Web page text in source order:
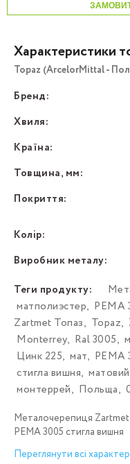
Характеристики
Topaz (ArcelorMittal -
Бренд:
Хвиля:
Країна:
Товщина, мм:
Покриття:
Колір:
Виробник металу:
Теги продукту:
матполиэстер, РЕMA
Zartmet Топаз, Topaz,
Monterrey, Ral 3005,
Цинк 225, мат, РЕМА
стигла вишня,
монтеррей, Польща,
Металочерепиця
РЕMA 3005 стигла вишня
Переглянути всі